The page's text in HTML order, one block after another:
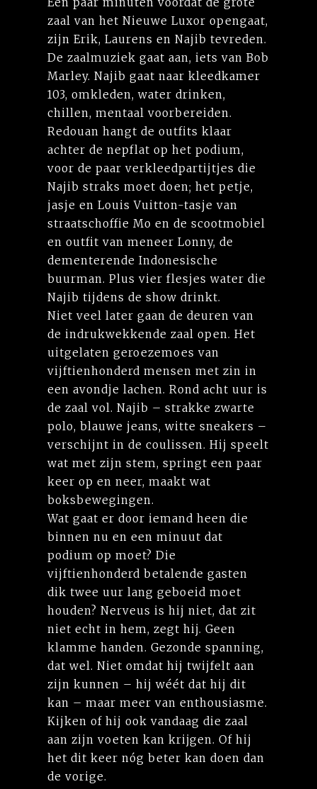
zaal van het Nieuwe Luxor opengaat,
zijn Erik, Laurens en Najib tevreden.
De zaalmuziek gaat aan, iets van Bob
Marley. Najib gaat naar kleedkamer
103, omkleden, water drinken,
chillen, mentaal voorbereiden.
Redouan hangt de outfits klaar
achter de nepflat op het podium,
voor de paar verkleedpartijtjes die
Najib straks moet doen; het petje,
jasje en Louis Vuitton-tasje van
straatschoffie Mo en de scootmobiel
en outfit van meneer Lonny, de
dementerende Indonesische
buurman. Plus vier flesjes water die
Najib tijdens de show drinkt.
Niet veel later gaan de deuren van
de indrukwekkende zaal open. Het
uitgelaten geroezemoes van
vijftienhonderd mensen met zin in
een avondje lachen. Rond acht uur is
de zaal vol. Najib – strakke zwarte
polo, blauwe jeans, witte sneakers –
verschijnt in de coulissen. Hij speelt
wat met zijn stem, springt een paar
keer op en neer, maakt wat
boksbewegingen.
Wat gaat er door iemand heen die
binnen nu en een minuut dat
podium op moet? Die
vijftienhonderd betalende gasten
dik twee uur lang geboeid moet
houden? Nerveus is hij niet, dat zit
niet echt in hem, zegt hij. Geen
klamme handen. Gezonde spanning,
dat wel. Niet omdat hij twijfelt aan
zijn kunnen – hij wéét dat hij dit
kan – maar meer van enthousiasme.
Kijken of hij ook vandaag die zaal
aan zijn voeten kan krijgen. Of hij
het dit keer nóg beter kan doen dan
de vorige.